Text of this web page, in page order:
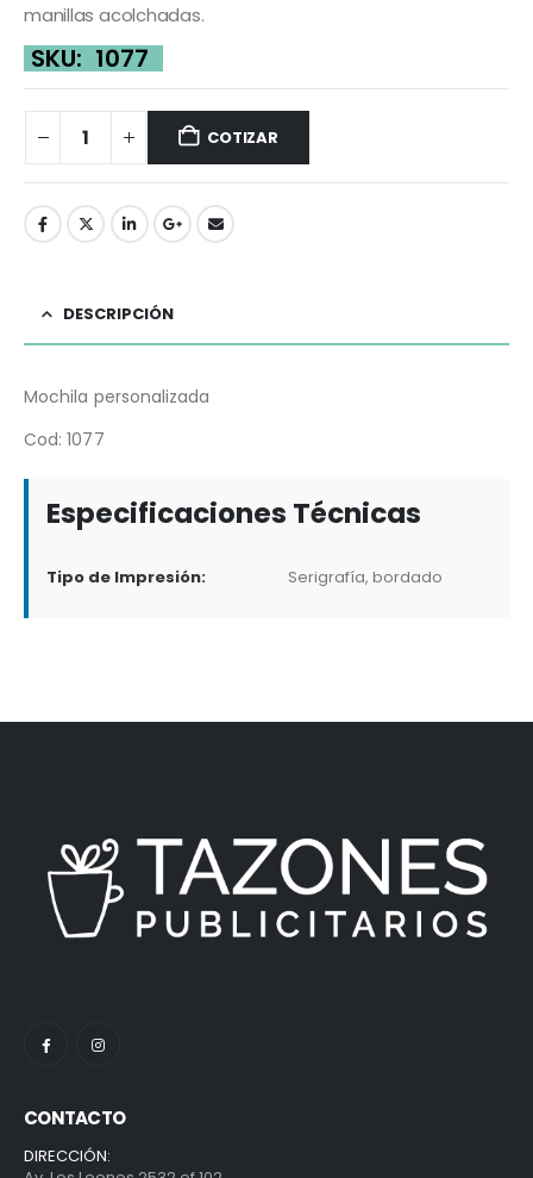
manillas acolchadas.
SKU: 1077
COTIZAR
DESCRIPCIÓN
Mochila personalizada
Cod: 1077
Especificaciones Técnicas
Tipo de Impresión: Serigrafía, bordado
CONTACTO
DIRECCIÓN: